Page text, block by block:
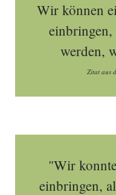
Wir können
einbringen,
werden,
Zitat aus
"Wir
einbringen,